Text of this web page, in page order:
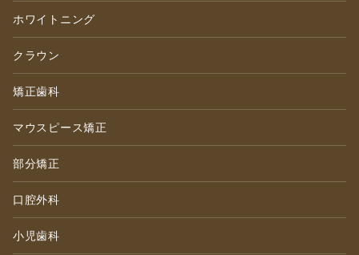
ホワイトニング
クラウン
矯正歯科
マウスピース矯正
部分矯正
口腔外科
小児歯科